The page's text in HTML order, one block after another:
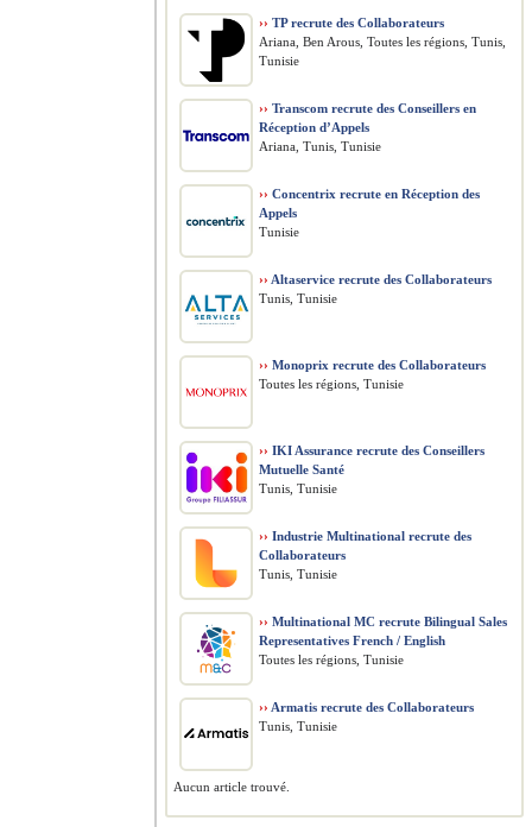
›› TP recrute des Collaborateurs
Ariana, Ben Arous, Toutes les régions, Tunis,
Tunisie
›› Transcom recrute des Conseillers en
Réception d’Appels
Ariana, Tunis, Tunisie
›› Concentrix recrute en Réception des
Appels
Tunisie
›› Altaservice recrute des Collaborateurs
Tunis, Tunisie
›› Monoprix recrute des Collaborateurs
Toutes les régions, Tunisie
›› IKI Assurance recrute des Conseillers
Mutuelle Santé
Tunis, Tunisie
›› Industrie Multinational recrute des
Collaborateurs
Tunis, Tunisie
›› Multinational MC recrute Bilingual Sales
Representatives French / English
Toutes les régions, Tunisie
›› Armatis recrute des Collaborateurs
Tunis, Tunisie
Aucun article trouvé.